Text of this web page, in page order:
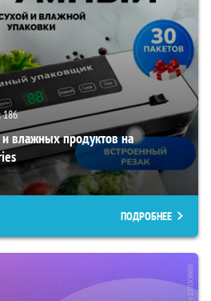
186
влажных продуктов на
ПОДРОБНЕЕ